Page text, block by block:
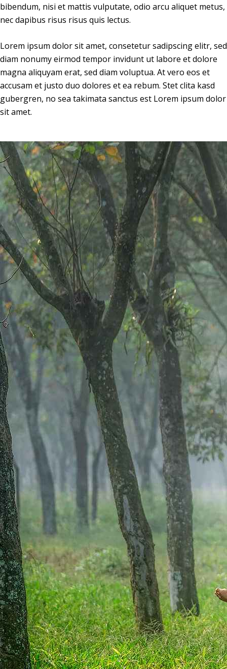
bibendum, nisi et mattis vulputate, odio arcu aliquet metus,
nec dapibus risus risus quis lectus.
Lorem ipsum dolor sit amet, consetetur sadipscing elitr, sed
diam nonumy eirmod tempor invidunt ut labore et dolore
magna aliquyam erat, sed diam voluptua. At vero eos et
accusam et justo duo dolores et ea rebum. Stet clita kasd
gubergren, no sea takimata sanctus est Lorem ipsum dolor
sit amet.